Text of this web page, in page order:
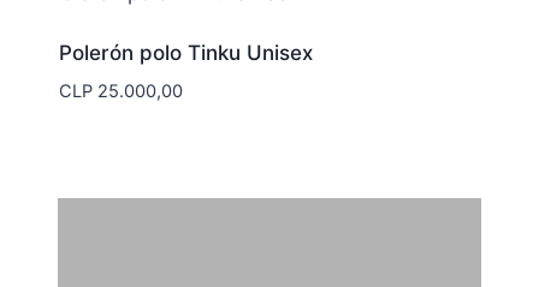
Polerón polo Tinku Unisex
CLP25.000,00